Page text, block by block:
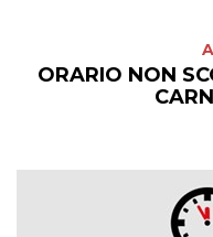
ORARIO NON